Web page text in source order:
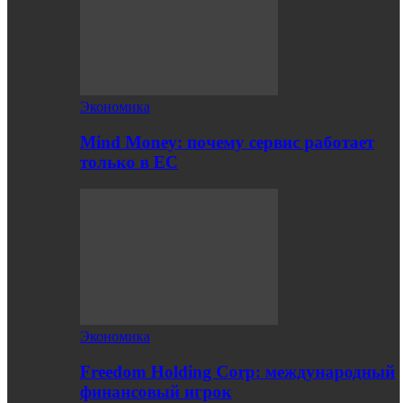
Экономика
Mind Money: почему сервис работает
только в ЕС
Экономика
Freedom Holding Corp: международный
финансовый игрок